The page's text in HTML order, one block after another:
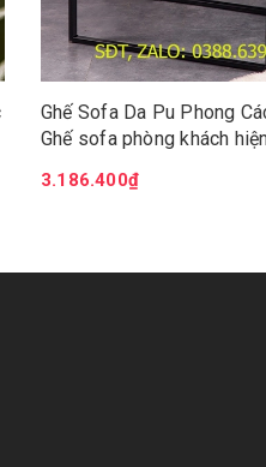
Ghế Sofa Da Pu Phong
Ghế sofa phòng khách
3.186.400₫